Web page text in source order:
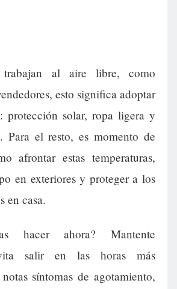
trabajan al aire libre, como
esto significa adoptar
protección solar, ropa ligera y
Para el resto, es momento de
afrontar estas temperaturas,
en exteriores y proteger a los
en casa.
hacer ahora? Mantente
salir en las horas más
síntomas de agotamiento,